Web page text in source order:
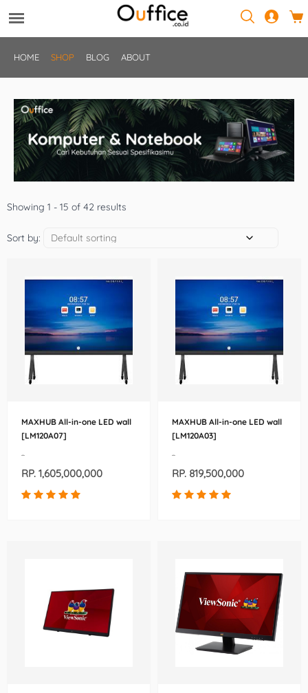
HOME SHOP BLOG ABOUT
Showing 1 - 15 of 42 results
Sort by:
MAXHUB All-in-one LED wall
[LM120A07]
-
RP. 1,605,000,000
MAXHUB All-in-one LED wall
[LM120A03]
-
RP. 819,500,000